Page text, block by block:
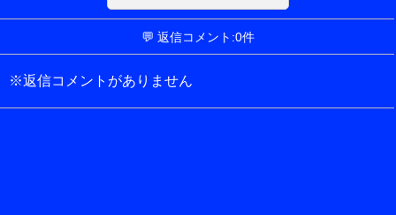
💬 返信コメント:0件
※返信コメントがありません